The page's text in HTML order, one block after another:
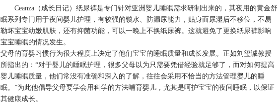
Ceanza（成长日记）纸尿裤是专门针对亚洲婴儿睡眠需求研制出来的，其夜用的黄金舒
眠系列专门用于夜间婴儿护理，有较强的锁水、防漏尿能力，贴身而尿湿后不移位，不易
勒坏宝宝幼嫩肌肤，还有抑菌功能，可以一晚上不换纸尿裤。这就避免了更换纸尿裤影响
宝宝睡眠的情况发生。
父母的育婴习惯行为很大程度上决定了他们宝宝的睡眠质量和成长发展。正如刘玺诚教授
所指出的：“对于婴儿的睡眠护理，很多父母以为只需要凭借经验就足够了，而对如何提高
婴儿睡眠质量，他们常没有准确和深入的了解，往往会采用不恰当的方法管理婴儿的睡
眠。”为此他倡导父母要学会用科学的方法哺育婴儿，尤其是呵护宝宝的夜间睡眠，以保证
其健康成长。